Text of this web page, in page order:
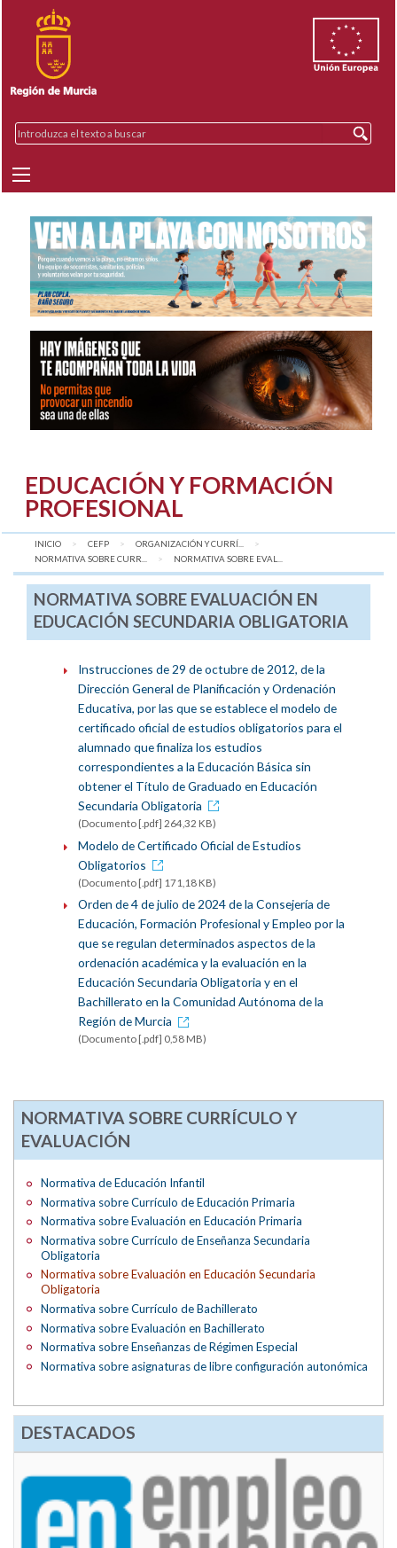
EDUCACIÓN Y FORMACIÓN
PROFESIONAL
INICIO CEFP
ORGANIZACIÓN Y CURRÍ...
NORMATIVA SOBRE CURR...
AQUÍ:
NORMATIVA SOBRE EVAL...
NORMATIVA SOBRE EVALUACIÓN EN
EDUCACIÓN SECUNDARIA OBLIGATORIA
Instrucciones de 29 de octubre de 2012, de la
Dirección General de Planificación y Ordenación
Educativa, por las que se establece el modelo de
certificado oficial de estudios obligatorios para el
alumnado que finaliza los estudios
correspondientes a la Educación Básica sin
obtener el Título de Graduado en Educación
Secundaria Obligatoria
(Documento [.pdf] 264,32 KB)
Modelo de Certificado Oficial de Estudios
Obligatorios
(Documento [.pdf] 171,18 KB)
Orden de 4 de julio de 2024 de la Consejería de
Educación, Formación Profesional y Empleo por la
que se regulan determinados aspectos de la
ordenación académica y la evaluación en la
Educación Secundaria Obligatoria y en el
Bachillerato en la Comunidad Autónoma de la
Región de Murcia
(Documento [.pdf] 0,58 MB)
NORMATIVA SOBRE CURRÍCULO Y
EVALUACIÓN
Normativa de Educación Infantil
Normativa sobre Currículo de Educación Primaria
Normativa sobre Evaluación en Educación Primaria
Normativa sobre Currículo de Enseñanza Secundaria
Obligatoria
Normativa sobre Evaluación en Educación Secundaria
Obligatoria
Normativa sobre Currículo de Bachillerato
Normativa sobre Evaluación en Bachillerato
Normativa sobre Enseñanzas de Régimen Especial
Normativa sobre asignaturas de libre configuración autonómica
DESTACADOS